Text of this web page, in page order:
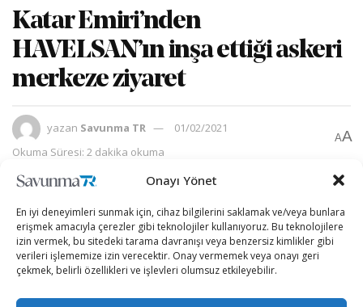
Onayı Yönet
En iyi deneyimleri sunmak için, cihaz bilgilerini saklamak ve/veya bunlara
erişmek amacıyla çerezler gibi teknolojiler kullanıyoruz. Bu teknolojilere
izin vermek, bu sitedeki tarama davranışı veya benzersiz kimlikler gibi
verileri işlememize izin verecektir. Onay vermemek veya onayı geri
çekmek, belirli özellikleri ve işlevleri olumsuz etkileyebilir.
Katar Emiri’nden
HAVELSAN’ın inşa ettiği askeri
merkeze ziyaret
yazan Savunma TR
01/02/2021
Okuma Süresi: 2 dakika okuma
AA